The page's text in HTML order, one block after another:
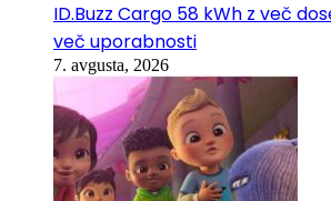
ID.Buzz Cargo 58 kWh z več
več uporabnosti
7. avgusta, 2026